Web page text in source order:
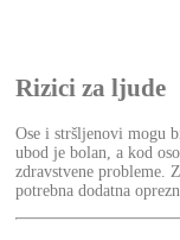
Rizici za ljude
Ose i stršljenovi mogu
ubod je bolan, a kod
zdravstvene probleme.
potrebna dodatna